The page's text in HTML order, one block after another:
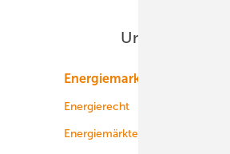
Unsere Themen
Energiemarkt
Energierecht
Energiemärkte weltweit